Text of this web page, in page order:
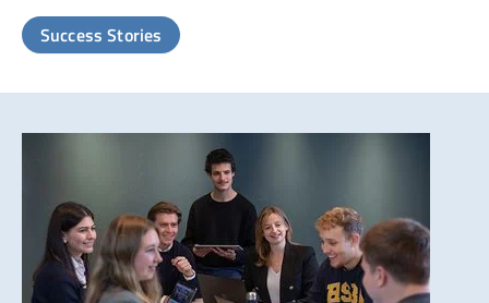
Success Stories